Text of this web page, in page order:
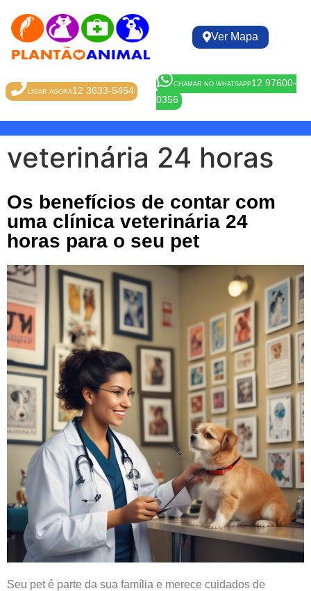
Ver Mapa
LIGAR AGORA12 3633-5454
CHAMAR NO WHATSAPP12 97600-
0356
veterinária 24 horas
Os benefícios de contar com
uma clínica veterinária 24
horas para o seu pet
Seu pet é parte da sua família e merece cuidados de